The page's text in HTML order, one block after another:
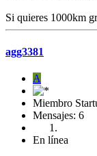
Si quieres 1000km
agg3381
A
Miembro
Mensajes: 6
En línea